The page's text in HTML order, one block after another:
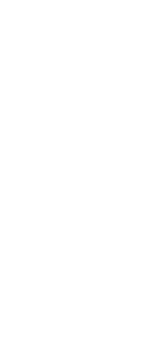
Le frigo
culinaire
Vous